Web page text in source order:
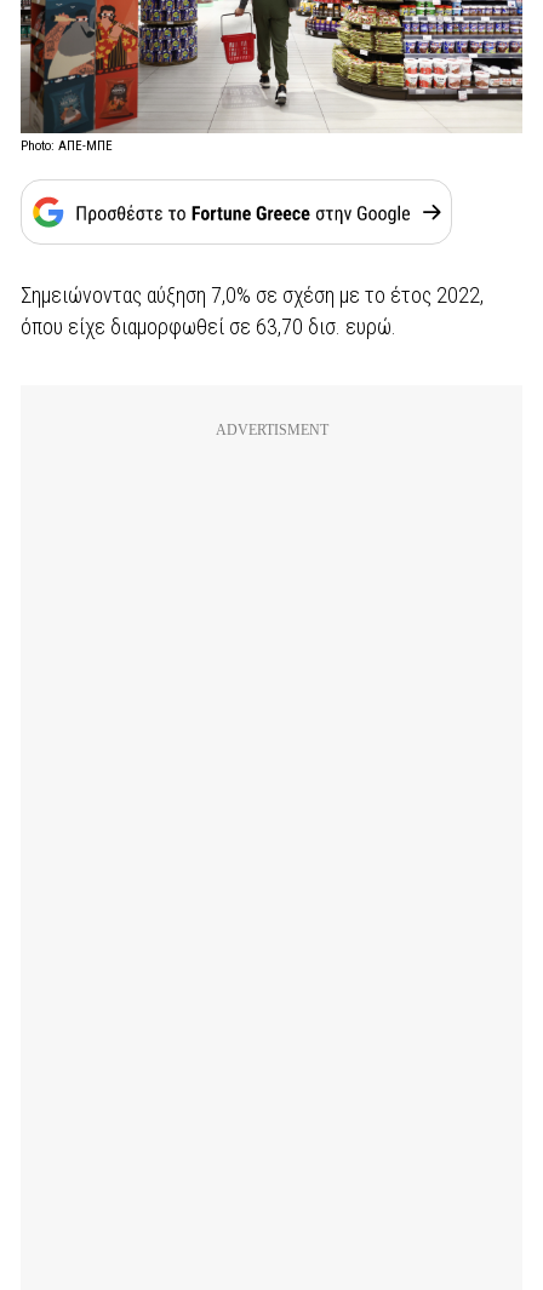
Photo: ΑΠΕ-ΜΠΕ
Σημειώνοντας αύξηση 7,0% σε σχέση με το έτος 2022,
όπου είχε διαμορφωθεί σε 63,70 δισ. ευρώ.